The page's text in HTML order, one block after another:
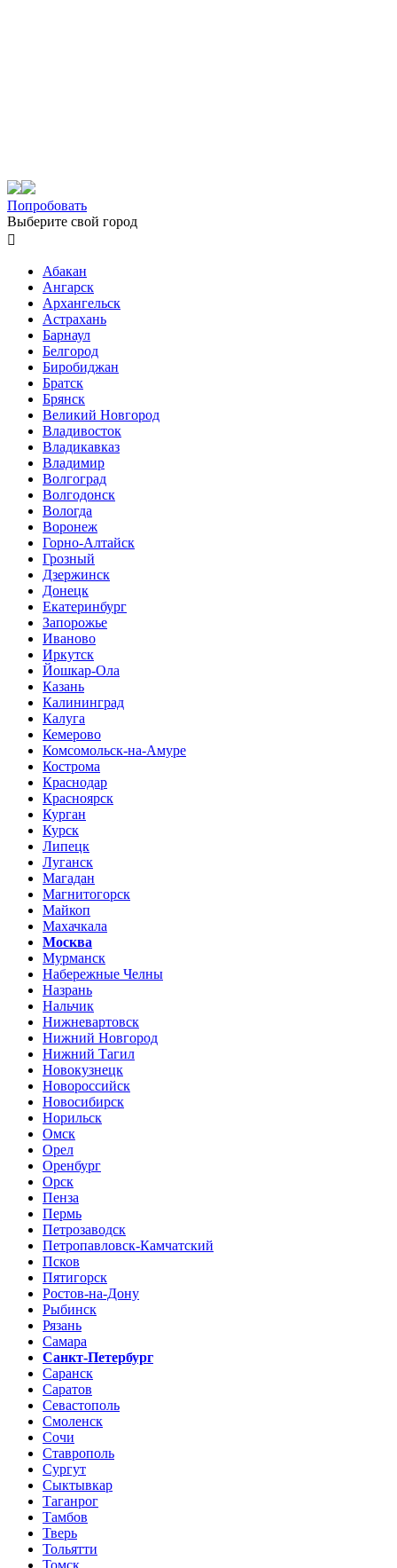
Попробовать
Выберите свой город

Абакан
Ангарск
Архангельск
Астрахань
Барнаул
Белгород
Биробиджан
Братск
Брянск
Великий Новгород
Владивосток
Владикавказ
Владимир
Волгоград
Волгодонск
Вологда
Воронеж
Горно-Алтайск
Грозный
Дзержинск
Донецк
Екатеринбург
Запорожье
Иваново
Иркутск
Йошкар-Ола
Казань
Калининград
Калуга
Кемерово
Комсомольск-на-Амуре
Кострома
Краснодар
Красноярск
Курган
Курск
Липецк
Луганск
Магадан
Магнитогорск
Майкоп
Махачкала
Москва
Мурманск
Набережные Челны
Назрань
Нальчик
Нижневартовск
Нижний Новгород
Нижний Тагил
Новокузнецк
Новороссийск
Новосибирск
Норильск
Омск
Орел
Оренбург
Орск
Пенза
Пермь
Петрозаводск
Петропавловск-Камчатский
Псков
Пятигорск
Ростов-на-Дону
Рыбинск
Рязань
Самара
Санкт-Петербург
Саранск
Саратов
Севастополь
Смоленск
Сочи
Ставрополь
Сургут
Сыктывкар
Таганрог
Тамбов
Тверь
Тольятти
Томск